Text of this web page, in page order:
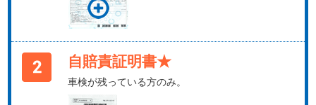
自賠責証明書★
車検が残っている方のみ。